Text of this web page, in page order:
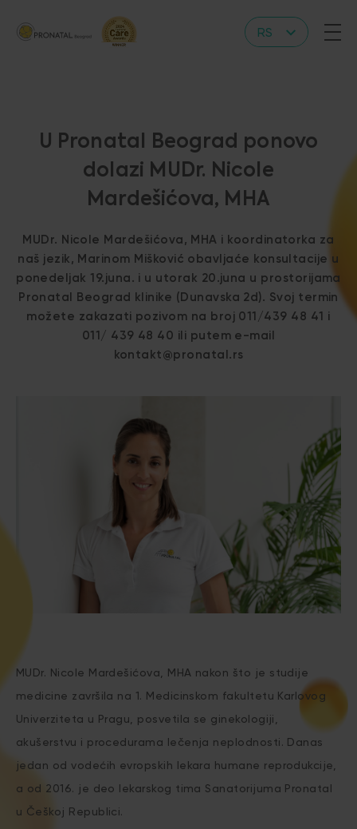
RS
U Pronatal Beograd ponovo
dolazi MUDr. Nicole
Mardešićova, MHA​
MUDr. Nicole Mardešićova, MHA i koordinatorka za
naš jezik, Marinom Mišković obavljaće konsultacije u
ponedeljak 19.juna. i u utorak 20.juna u prostorijama
Pronatal Beograd klinike (Dunavska 2d). Svoj termin
možete zakazati pozivom na broj 011/439 48 41 i
011/ 439 48 40 ili putem e-mail
kontakt@pronatal.rs​​ ​
MUDr. Nicole Mardešićova, MHA nakon što je studije
medicine završila na 1. Medicinskom fakultetu Karlovog
Univerziteta u Pragu, posvetila se ginekologiji,
akušerstvu i procedurama lečenja neplodnosti. Danas
jedan od vodećih evropskih lekara humane reprodukcije,
a od 2016. je deo lekarskog tima Sanatorijuma Pronatal
u Češkoj Republici.